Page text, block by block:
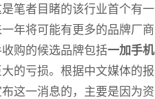
笔者目睹的该行业首个有一
年将可能有更多的品牌厂商
购的候选品牌包括一加手机
的亏损。根据中文媒体的报
这一消息的，主要是因为资